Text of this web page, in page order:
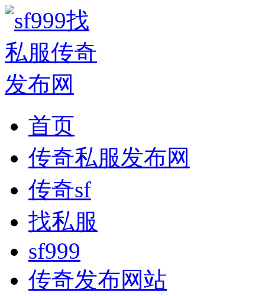
首页
传奇私服发布网
传奇sf
找私服
sf999
传奇发布网站